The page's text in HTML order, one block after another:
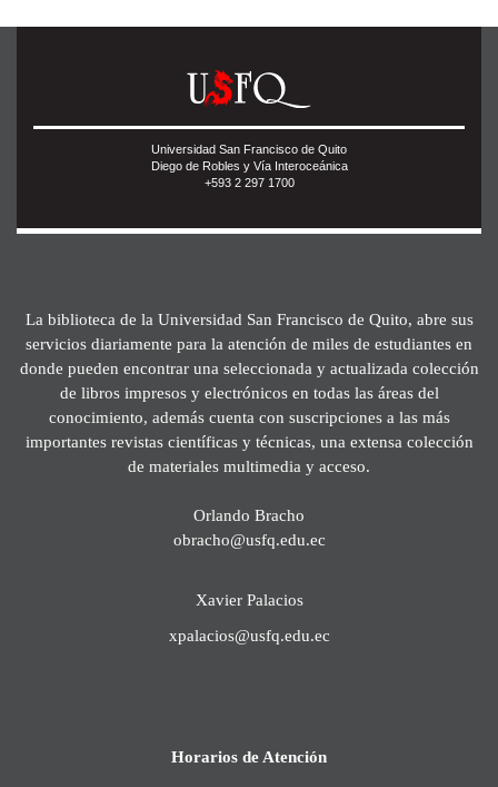
Universidad San Francisco de Quito
Diego de Robles y Vía Interoceánica
+593 2 297 1700
La biblioteca de la Universidad San Francisco de Quito, abre sus
servicios diariamente para la atención de miles de estudiantes en
donde pueden encontrar una seleccionada y actualizada colección
de libros impresos y electrónicos en todas las áreas del
conocimiento, además cuenta con suscripciones a las más
importantes revistas científicas y técnicas, una extensa colección
de materiales multimedia y acceso.
Orlando Bracho
obracho@usfq.edu.ec
Xavier Palacios
xpalacios@usfq.edu.ec
Horarios de Atención